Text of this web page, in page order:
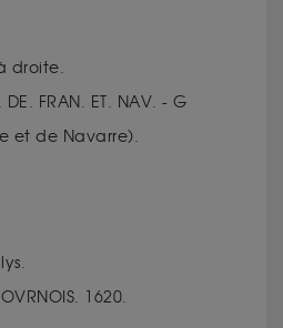
droite.
FRAN. ET. NAV. - G
et de Navarre).
1620.